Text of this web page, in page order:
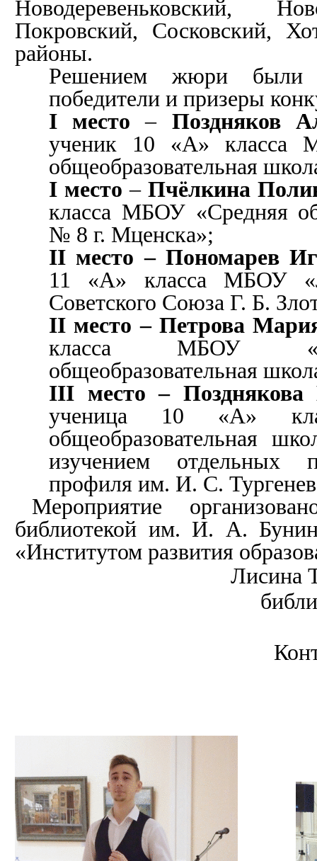
Новодеревеньковский,
Покровский, Сосковский,
районы.
Решением жюри были
победители и призеры
I место – Поздняков
ученик 10 «А» класса
общеобразовательная
I место – Пчёлкина
класса МБОУ «Средняя
№ 8 г. Мценска»;
II место – Пономарев
11 «А» класса МБОУ
Советского Союза Г. Б.
II место – Петрова
класса МБОУ
общеобразовательная
III место – Позднякова
ученица 10 «А»
общеобразовательная
изучением отдельных
профиля им. И. С.
Мероприятие
библиотекой им. И. А.
«Институтом развития
Лисина